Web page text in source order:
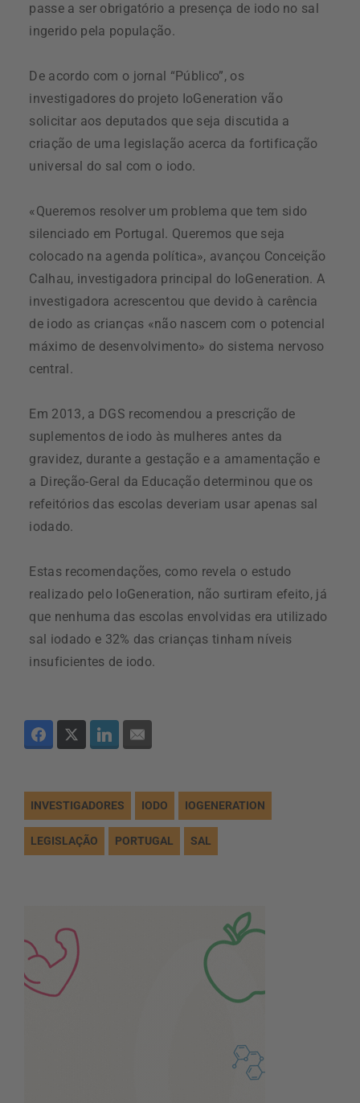
passe a ser obrigatório a presença de iodo no sal
ingerido pela população.
De acordo com o jornal “Público”, os
investigadores do projeto IoGeneration vão
solicitar aos deputados que seja discutida a
criação de uma legislação acerca da fortificação
universal do sal com o iodo.
«Queremos resolver um problema que tem sido
silenciado em Portugal. Queremos que seja
colocado na agenda política», avançou Conceição
Calhau, investigadora principal do IoGeneration. A
investigadora acrescentou que devido à carência
de iodo as crianças «não nascem com o potencial
máximo de desenvolvimento» do sistema nervoso
central.
Em 2013, a DGS recomendou a prescrição de
suplementos de iodo às mulheres antes da
gravidez, durante a gestação e a amamentação e
a Direção-Geral da Educação determinou que os
refeitórios das escolas deveriam usar apenas sal
iodado.
Estas recomendações, como revela o estudo
realizado pelo IoGeneration, não surtiram efeito, já
que nenhuma das escolas envolvidas era utilizado
sal iodado e 32% das crianças tinham níveis
insuficientes de iodo.
INVESTIGADORES IODO IOGENERATION
LEGISLAÇÃO PORTUGAL SAL